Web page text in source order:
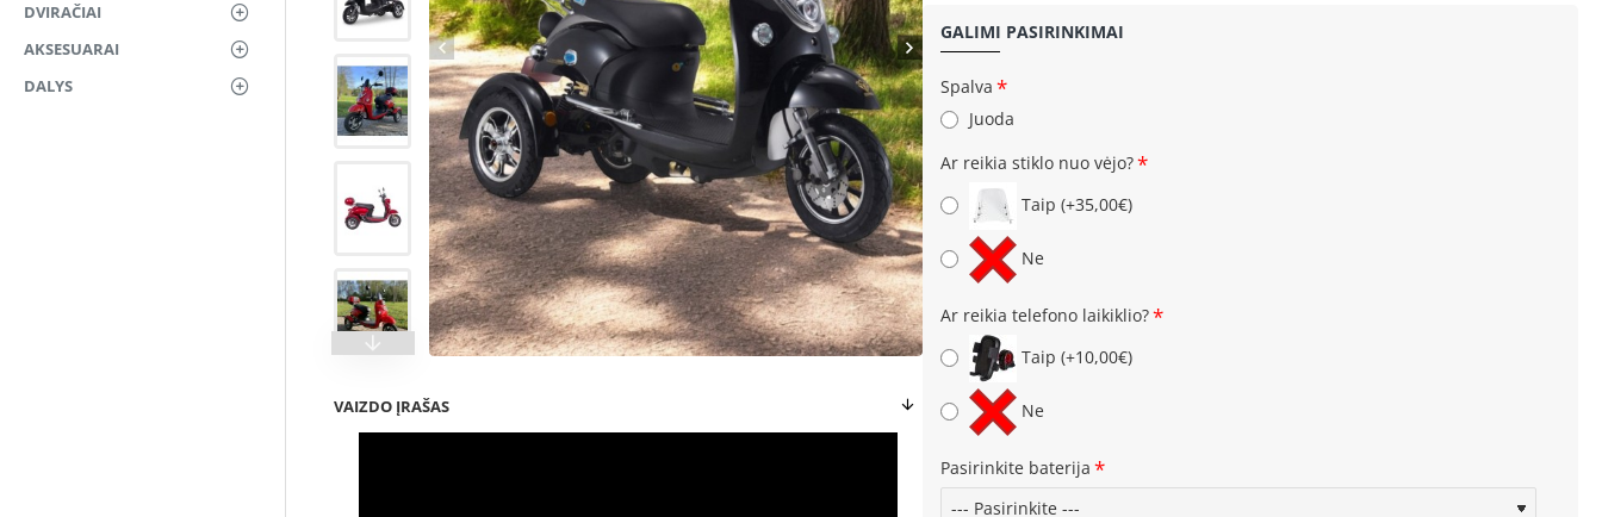
DVIRAČIAI
AKSESUARAI
DALYS
VAIZDO ĮRAŠAS
GALIMI PASIRINKIMAI
Spalva
Juoda
Ar reikia stiklo nuo vėjo?
Taip (+35,00€)
Ne
Ar reikia telefono laikiklio?
Taip (+10,00€)
Ne
Pasirinkite baterija